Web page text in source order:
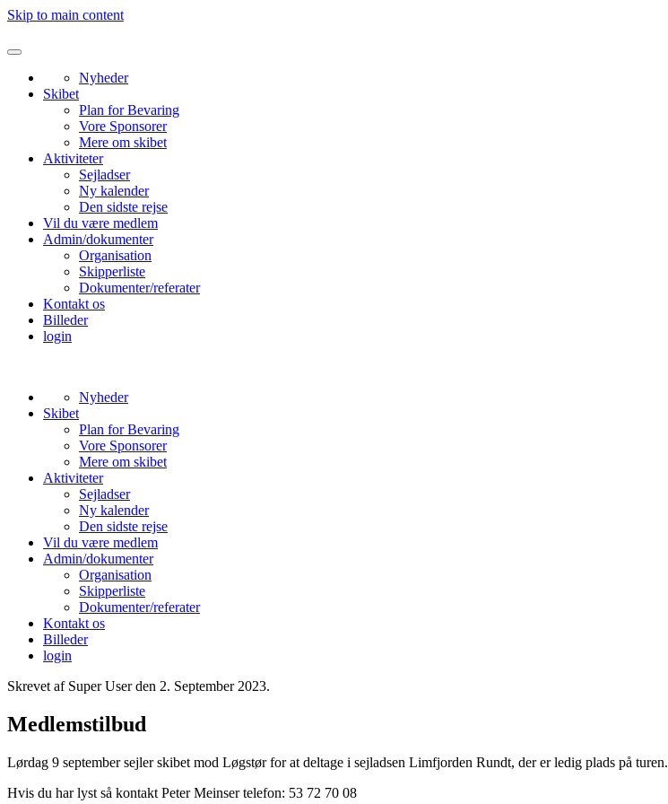
Skip to main content
Nyheder
Skibet
Plan for Bevaring
Vore Sponsorer
Mere om skibet
Aktiviteter
Sejladser
Ny kalender
Den sidste rejse
Vil du være medlem
Admin/dokumenter
Organisation
Skipperliste
Dokumenter/referater
Kontakt os
Billeder
login
Nyheder
Skibet
Plan for Bevaring
Vore Sponsorer
Mere om skibet
Aktiviteter
Sejladser
Ny kalender
Den sidste rejse
Vil du være medlem
Admin/dokumenter
Organisation
Skipperliste
Dokumenter/referater
Kontakt os
Billeder
login
Skrevet af Super User den 2. September 2023.
Medlemstilbud
Lørdag 9 september sejler skibet mod Løgstør for at deltage i sejladsen Limfjorden Rundt, der er ledig plads på turen.
Hvis du har lyst så kontakt Peter Meinser telefon: 53 72 70 08